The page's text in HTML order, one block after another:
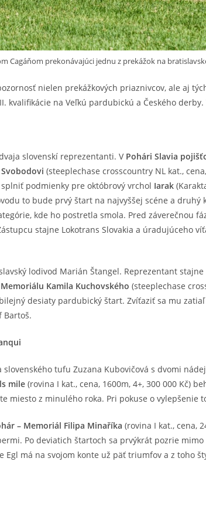
Cagáňom prekonávajúci jednu z prekážok na
nielen prekážkových priaznivcov, ale aj
kvalifikácie na Veľkú pardubickú a Českého
slovenskí reprezentanti. V Pohári Slavia
(steeplechase crosscountry NL kat.,
podmienky pre októbrový vrchol Iarak
to bude prvý štart na najvyššej scéne a druhý
kde ho postretla smola. Pred záverečnou
stajne Lokotrans Slovakia a úradujúceho
lodivod Marián Štangel. Reprezentant stajne
Kamila Kuchovského (steeplechase
desiaty pardubický štart. Zvíťaziť sa mu
Bartoš.
tufu Zuzana Kubovičová s dvomi
mile (rovina I kat., cena, 1600m, 4+, 300 000 Kč)
miesto z minulého roka. Pri pokuse o vylepšenie
– Memoriál Filipa Minaříka (rovina I kat., cena,
Po deviatich štartoch sa prvýkrát pozrie
má na svojom konte už päť triumfov a z toho